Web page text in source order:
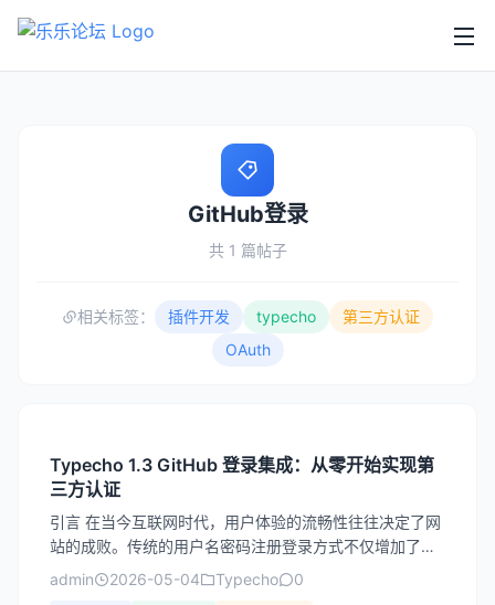
GitHub登录
共 1 篇帖子
相关标签： 插件开发 typecho
第三方认证
OAuth
Typecho 1.3 GitHub 登录集成：从零开始实现第
三方认证
引言 在当今互联网时代，用户体验的流畅性往往决定了网
站的成败。传统的用户名密码注册登录方式不仅增加了用
户的记忆负担，还存在安全风险。Typecho作为一款轻量
admin 2026-05-04 Typecho 0